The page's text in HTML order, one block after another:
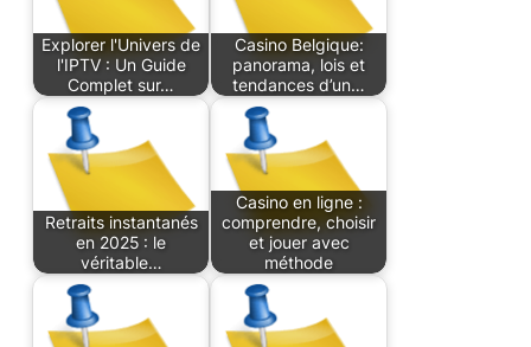
Explorer l'Univers de
l'IPTV : Un Guide
Complet sur…
Casino Belgique:
panorama, lois et
tendances d’un…
Retraits instantanés
en 2025 : le
véritable…
Casino en ligne :
comprendre, choisir
et jouer avec
méthode